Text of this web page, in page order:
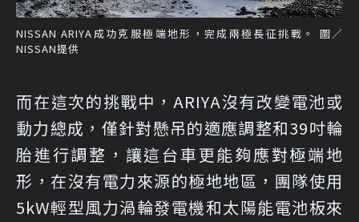
NISSAN ARIYA成功克服極端地形，完成兩極長征挑戰。 圖／
NISSAN提供
而在這次的挑戰中，ARIYA沒有改變電池或
動力總成，僅針對懸吊的適應調整和39吋輪
胎進行調整，讓這台車更能夠應對極端地
形，在沒有電力來源的極地地區，團隊使用
5kW輕型風力渦輪發電機和太陽能電池板來